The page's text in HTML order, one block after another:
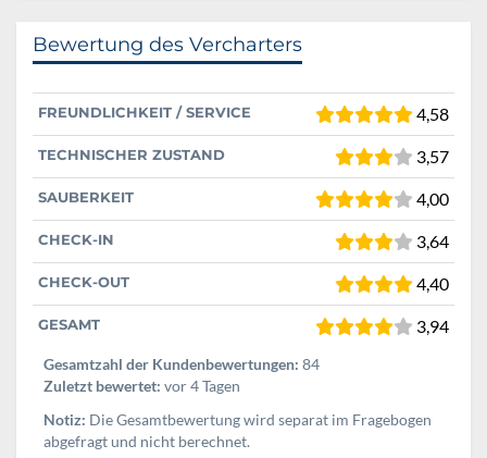
Bewertung des Vercharters
FREUNDLICHKEIT / SERVICE 4,58
TECHNISCHER ZUSTAND 3,57
SAUBERKEIT 4,00
CHECK-IN 3,64
CHECK-OUT 4,40
GESAMT 3,94
Gesamtzahl der Kundenbewertungen: 84
Zuletzt bewertet: vor 4 Tagen
Notiz: Die Gesamtbewertung wird separat im Fragebogen
abgefragt und nicht berechnet.